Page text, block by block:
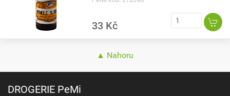
33 Kč
▲ Nahoru
DROGERIE PeMi